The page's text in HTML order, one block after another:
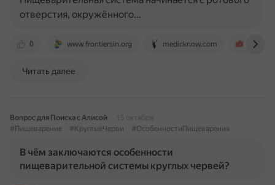
0 www.frontiersin.org medicknow.com
отверстия, окружённого…
Читать далее
Вопрос для Поиска с Алисой
15 октября
#Пищеварение
#КруглыеЧерви #ОсобенностиПищеварения
В чём заключаются особенности
пищеварительной системы круглых червей?